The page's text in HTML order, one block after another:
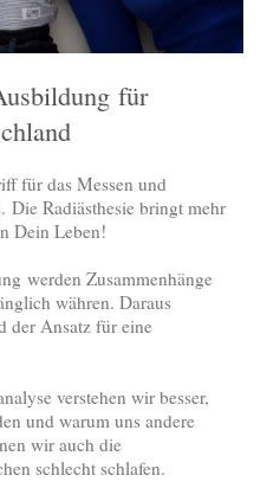
für
für das Messen und
Die Radiästhesie bringt mehr
Dein Leben!
werden Zusammenhänge
währen. Daraus
der Ansatz für eine
verstehen wir besser,
und warum uns andere
wir auch die
schlecht schlafen.